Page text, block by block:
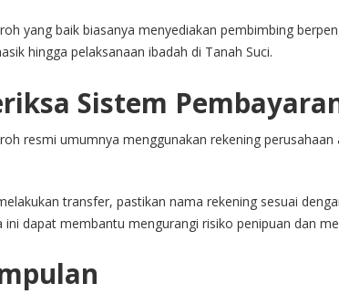
yang baik biasanya menyediakan pembimbing
hingga pelaksanaan ibadah di Tanah Suci.
Sistem
resmi umumnya menggunakan rekening
transfer, pastikan nama rekening sesuai
ini dapat membantu mengurangi risiko penipuan dan